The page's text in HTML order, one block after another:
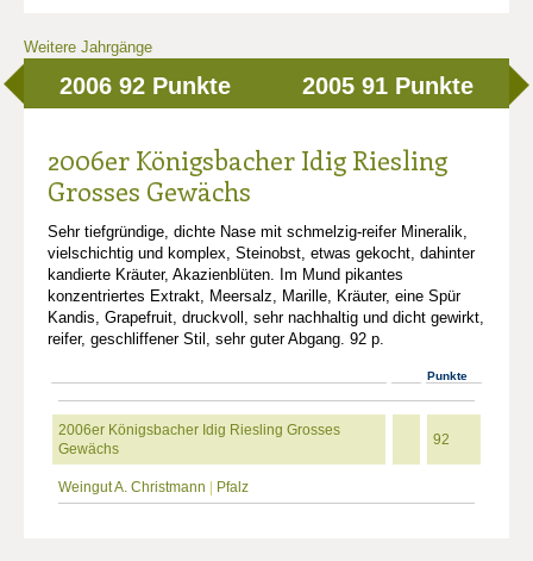
Weitere Jahrgänge
2006 92 Punkte 2005 91 Punkte
2006er Königsbacher Idig Riesling
Grosses Gewächs
Sehr tiefgründige, dichte Nase mit schmelzig-reifer Mineralik,
vielschichtig und komplex, Steinobst, etwas gekocht, dahinter
kandierte Kräuter, Akazienblüten. Im Mund pikantes
konzentriertes Extrakt, Meersalz, Marille, Kräuter, eine Spür
Kandis, Grapefruit, druckvoll, sehr nachhaltig und dicht gewirkt,
reifer, geschliffener Stil, sehr guter Abgang. 92 p.
Punkte
2006er Königsbacher Idig Riesling Grosses
Gewächs
92
Weingut A. Christmann | Pfalz